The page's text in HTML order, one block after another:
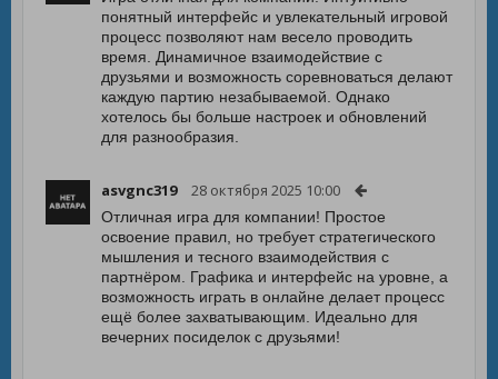
понятный интерфейс и увлекательный игровой
процесс позволяют нам весело проводить
время. Динамичное взаимодействие с
друзьями и возможность соревноваться делают
каждую партию незабываемой. Однако
хотелось бы больше настроек и обновлений
для разнообразия.
asvgnc319 28 октября 2025 10:00
Отличная игра для компании! Простое
освоение правил, но требует стратегического
мышления и тесного взаимодействия с
партнёром. Графика и интерфейс на уровне, а
возможность играть в онлайне делает процесс
ещё более захватывающим. Идеально для
вечерних посиделок с друзьями!